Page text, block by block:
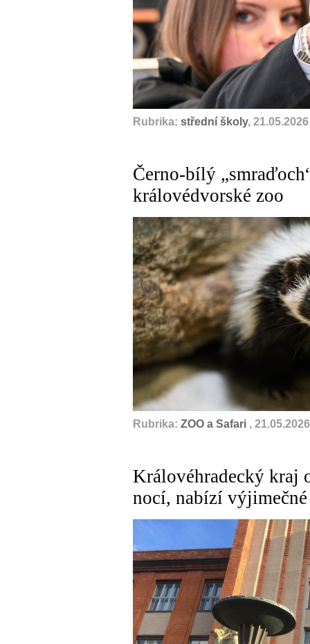
Rubrika: střední školy, 21.05.2026
Černo-bílý
královédvorské zoo
Rubrika: ZOO a Safari , 21.05.2026
Královéhradecký kraj
nocí, nabízí výjimečné